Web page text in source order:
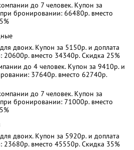
до 7 человек. Купон за
бронировании: 66480р. вместо
двоих. Купон за 5150р. и доплата
20600р. вместо 34340р. Скидка 25%
до 4 человек. Купон за 9410р. и
37640р. вместо 62740р.
до 7 человек. Купон за
бронировании: 71000р. вместо
двоих. Купон за 5920р. и доплата
23680р. вместо 45550р. Скидка 35%